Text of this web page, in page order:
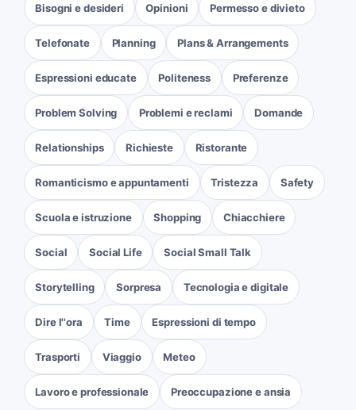
Bisogni e desideri Opinioni Permesso e divieto
Telefonate Planning Plans & Arrangements
Espressioni educate Politeness Preferenze
Problem Solving Problemi e reclami Domande
Relationships Richieste Ristorante
Romanticismo e appuntamenti Tristezza Safety
Scuola e istruzione Shopping Chiacchiere
Social Social Life Social Small Talk
Storytelling Sorpresa Tecnologia e digitale
Dire l''ora Time Espressioni di tempo
Trasporti Viaggio Meteo
Lavoro e professionale Preoccupazione e ansia